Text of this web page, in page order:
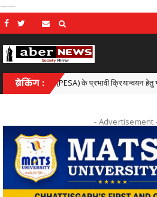
——
ब्रेकिंग :
(PESA) के प्रभावी क्रियान्वयन हेतु गठित टास्क
- Advertisement